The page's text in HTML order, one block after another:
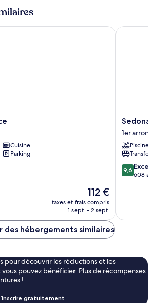
Cuisine
Parking
Le
nouveau
prix
de
112 €
taxes et frais compris
1 sept. - 2 sept.
Sedona
Suites
Ho
Chi
Minh
City
1er
1er
9.6
sur
9,6
608
Sedona
des hébergements similaires
pour découvrir les réductions et les
pouvez bénéficier. Plus de récompenses
!
gratuitement